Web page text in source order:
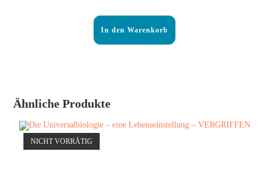
In den Warenkorb
Ähnliche Produkte
NICHT VORRÄTIG